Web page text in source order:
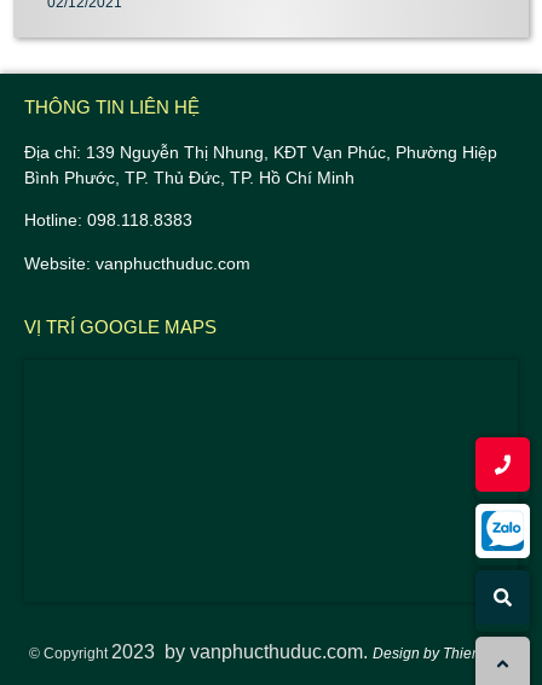
THÔNG TIN LIÊN HỆ
Địa chỉ: 139 Nguyễn Thị Nhung, KĐT Vạn Phúc, Phường Hiệp
Bình Phước, TP. Thủ Đức, TP. Hồ Chí Minh
Hotline: 098.118.8383
Website: vanphucthuduc.com
VỊ TRÍ GOOGLE MAPS
© Copyright 2023 by vanphucthuduc.com. Design by ThienTuan